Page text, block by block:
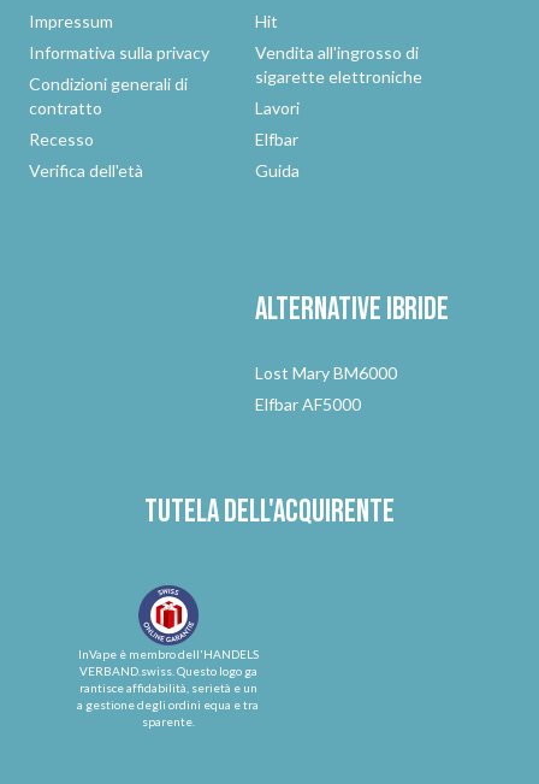
Impressum
Informativa sulla privacy
Condizioni generali di
contratto
Recesso
Verifica dell'età
Hit
Vendita all'ingrosso di
sigarette elettroniche
Lavori
Elfbar
Guida
Alternativeibride
Lost Mary BM6000
Elfbar AF5000
Tutela dell'acquirente
InVape è membro dell'HANDELS
VERBAND.swiss. Questo logo ga
rantisce affidabilità, serietà e un
a gestione degli ordini equa e tra
sparente.